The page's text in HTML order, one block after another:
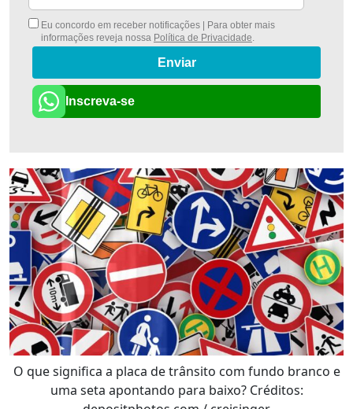
Eu concordo em receber notificações | Para obter mais
informações reveja nossa Política de Privacidade
Enviar
Inscreva-se
O que significa a placa de trânsito com fundo branco e
uma seta apontando para baixo? Créditos: